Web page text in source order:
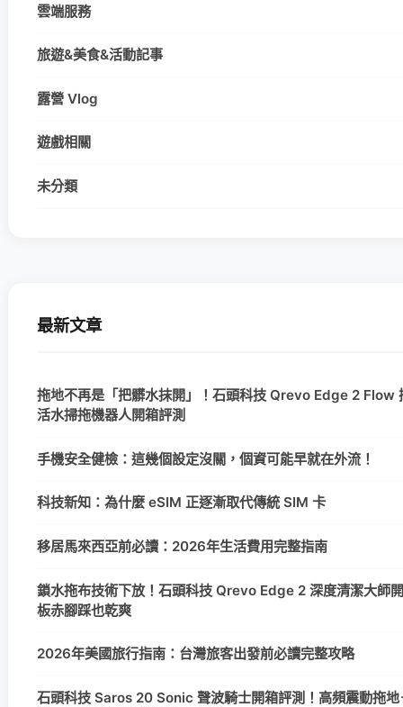
雲端服務
旅遊&美食&活動記事
露營 Vlog
遊戲相關
未分類
最新文章
拖地不再是「把髒水抹開」！石頭科技 Qrevo Edge 2 Flow
活水掃拖機器人開箱評測
手機安全健檢：這幾個設定沒關，個資可能早就在外流！
科技新知：為什麼 eSIM 正逐漸取代傳統 SIM 卡
移居馬來西亞前必讀：2026年生活費用完整指南
鎖水拖布技術下放！石頭科技 Qrevo Edge 2 深度清潔大師
板赤腳踩也乾爽
2026年美國旅行指南：台灣旅客出發前必讀完整攻略
石頭科技 Saros 20 Sonic 聲波騎士開箱評測！高頻震動拖